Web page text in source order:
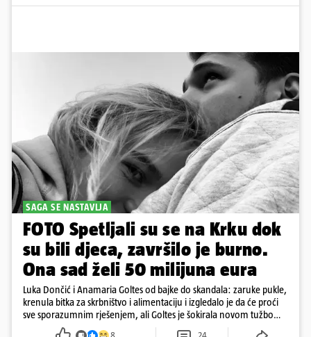
SAGA SE NASTAVLJA
FOTO Spetljali su se na Krku dok
su bili djeca, završilo je burno.
Ona sad želi 50 milijuna eura
Luka Dončić i Anamaria Goltes od bajke do skandala: zaruke pukle,
krenula bitka za skrbništvo i alimentaciju i izgledalo je da će proći
sve sporazumnim rješenjem, ali Goltes je šokirala novom tužbom
u Sloveniji